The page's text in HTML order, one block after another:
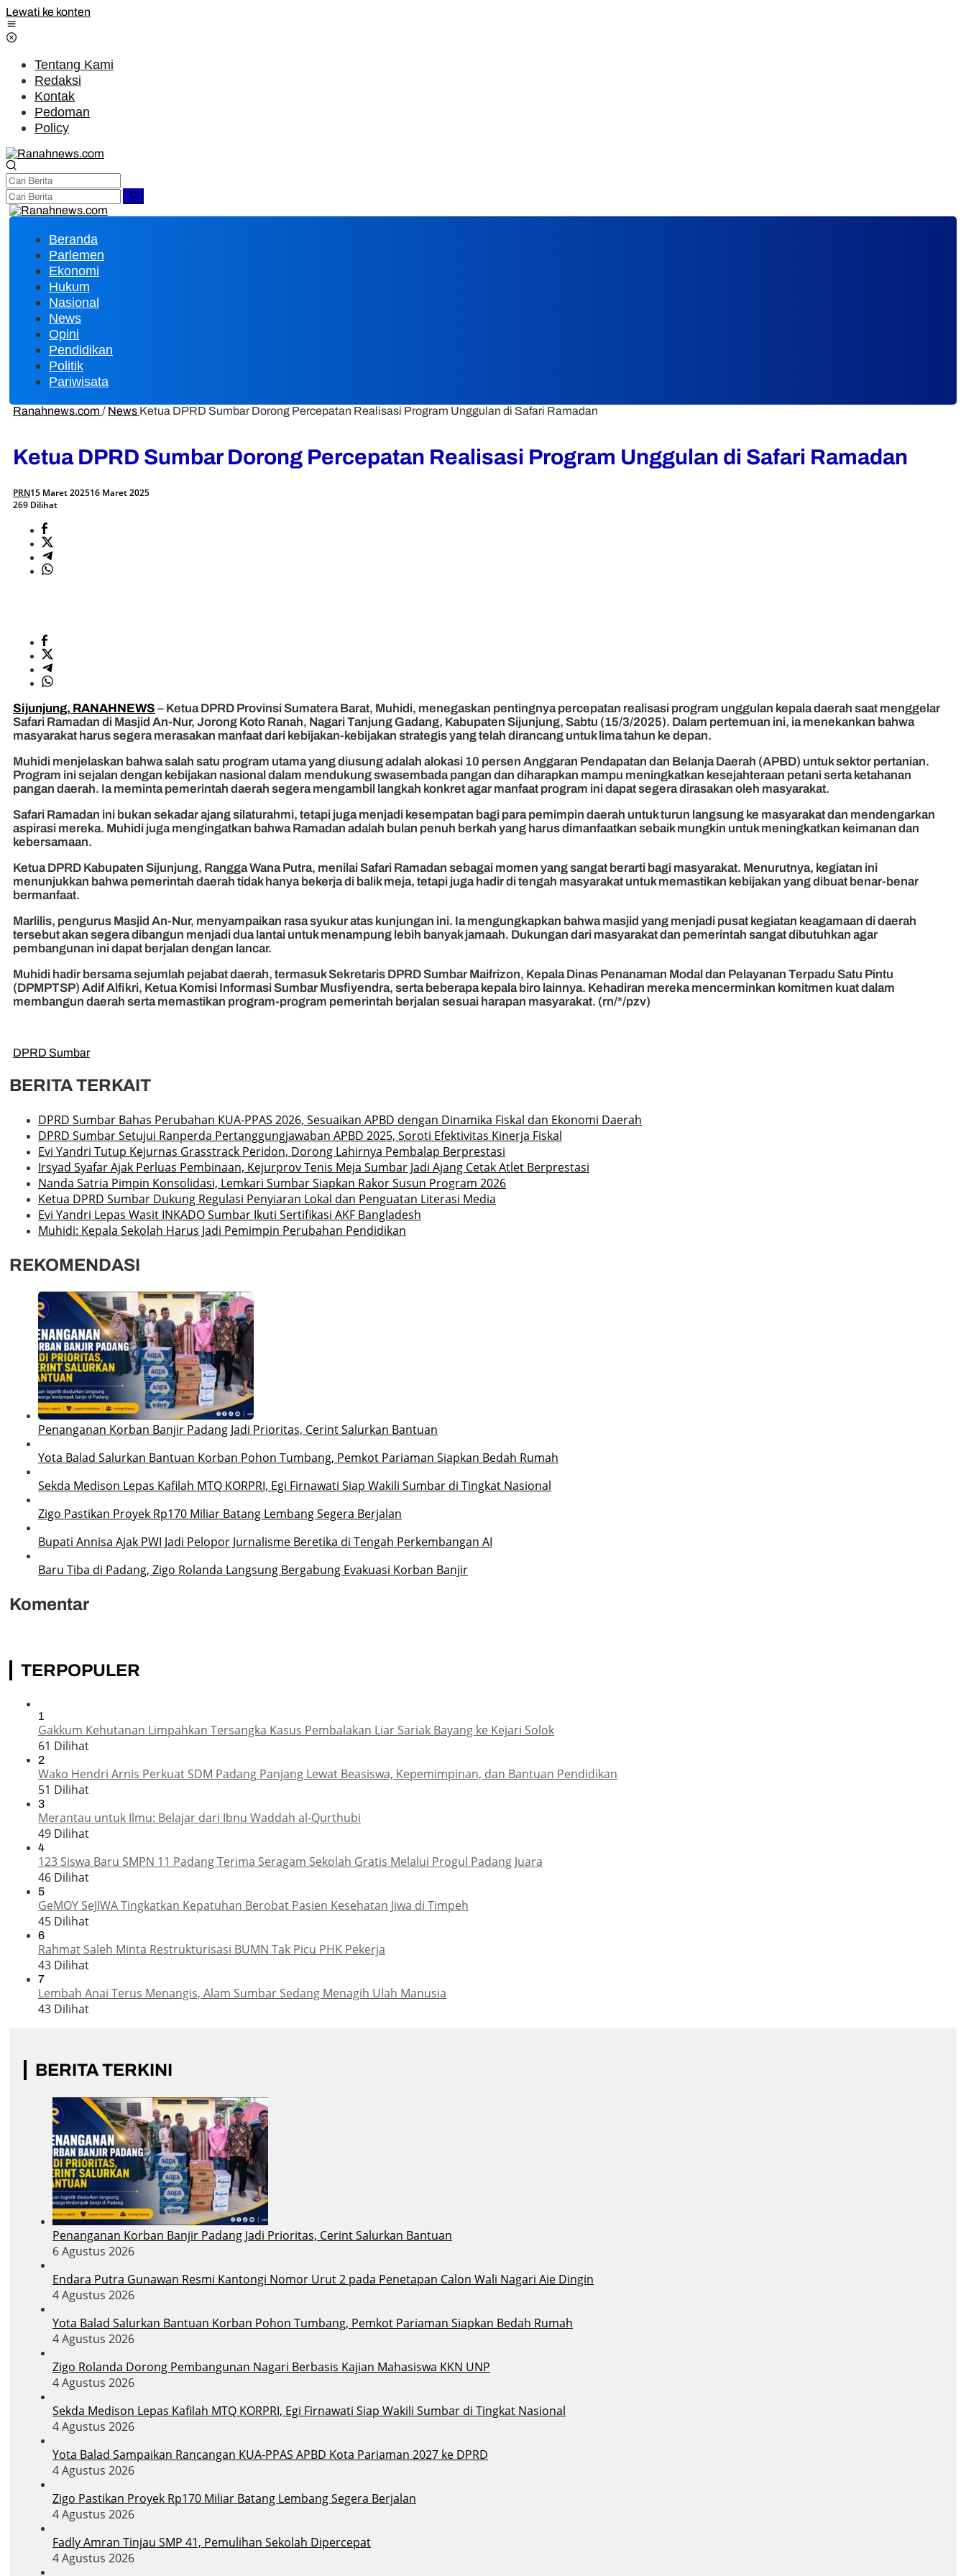
Lewati ke konten
Tentang Kami
Redaksi
Kontak
Pedoman
Policy
Beranda
Parlemen
Ekonomi
Hukum
Nasional
News
Opini
Pendidikan
Politik
Pariwisata
Ranahnews.com / News Ketua DPRD Sumbar Dorong Percepatan Realisasi Program Unggulan di Safari Ramadan
Ketua DPRD Sumbar Dorong Percepatan Realisasi Program Unggulan di Safari Ramadan
PRN15 Maret 202516 Maret 2025
269 Dilihat
Sijunjung, RANAHNEWS – Ketua DPRD Provinsi Sumatera Barat, Muhidi, menegaskan pentingnya percepatan realisasi program unggulan kepala daerah saat menggelar
Safari Ramadan di Masjid An-Nur, Jorong Koto Ranah, Nagari Tanjung Gadang, Kabupaten Sijunjung, Sabtu (15/3/2025). Dalam pertemuan ini, ia menekankan bahwa
masyarakat harus segera merasakan manfaat dari kebijakan-kebijakan strategis yang telah dirancang untuk lima tahun ke depan.
Muhidi menjelaskan bahwa salah satu program utama yang diusung adalah alokasi 10 persen Anggaran Pendapatan dan Belanja Daerah (APBD) untuk sektor pertanian.
Program ini sejalan dengan kebijakan nasional dalam mendukung swasembada pangan dan diharapkan mampu meningkatkan kesejahteraan petani serta ketahanan
pangan daerah. Ia meminta pemerintah daerah segera mengambil langkah konkret agar manfaat program ini dapat segera dirasakan oleh masyarakat.
Safari Ramadan ini bukan sekadar ajang silaturahmi, tetapi juga menjadi kesempatan bagi para pemimpin daerah untuk turun langsung ke masyarakat dan mendengarkan
aspirasi mereka. Muhidi juga mengingatkan bahwa Ramadan adalah bulan penuh berkah yang harus dimanfaatkan sebaik mungkin untuk meningkatkan keimanan dan
kebersamaan.
Ketua DPRD Kabupaten Sijunjung, Rangga Wana Putra, menilai Safari Ramadan sebagai momen yang sangat berarti bagi masyarakat. Menurutnya, kegiatan ini
menunjukkan bahwa pemerintah daerah tidak hanya bekerja di balik meja, tetapi juga hadir di tengah masyarakat untuk memastikan kebijakan yang dibuat benar-benar
bermanfaat.
Marlilis, pengurus Masjid An-Nur, menyampaikan rasa syukur atas kunjungan ini. Ia mengungkapkan bahwa masjid yang menjadi pusat kegiatan keagamaan di daerah
tersebut akan segera dibangun menjadi dua lantai untuk menampung lebih banyak jamaah. Dukungan dari masyarakat dan pemerintah sangat dibutuhkan agar
pembangunan ini dapat berjalan dengan lancar.
Muhidi hadir bersama sejumlah pejabat daerah, termasuk Sekretaris DPRD Sumbar Maifrizon, Kepala Dinas Penanaman Modal dan Pelayanan Terpadu Satu Pintu
(DPMPTSP) Adif Alfikri, Ketua Komisi Informasi Sumbar Musfiyendra, serta beberapa kepala biro lainnya. Kehadiran mereka mencerminkan komitmen kuat dalam
membangun daerah serta memastikan program-program pemerintah berjalan sesuai harapan masyarakat. (rn/*/pzv)
DPRD Sumbar
BERITA TERKAIT
DPRD Sumbar Bahas Perubahan KUA-PPAS 2026, Sesuaikan APBD dengan Dinamika Fiskal dan Ekonomi Daerah
DPRD Sumbar Setujui Ranperda Pertanggungjawaban APBD 2025, Soroti Efektivitas Kinerja Fiskal
Evi Yandri Tutup Kejurnas Grasstrack Peridon, Dorong Lahirnya Pembalap Berprestasi
Irsyad Syafar Ajak Perluas Pembinaan, Kejurprov Tenis Meja Sumbar Jadi Ajang Cetak Atlet Berprestasi
Nanda Satria Pimpin Konsolidasi, Lemkari Sumbar Siapkan Rakor Susun Program 2026
Ketua DPRD Sumbar Dukung Regulasi Penyiaran Lokal dan Penguatan Literasi Media
Evi Yandri Lepas Wasit INKADO Sumbar Ikuti Sertifikasi AKF Bangladesh
Muhidi: Kepala Sekolah Harus Jadi Pemimpin Perubahan Pendidikan
REKOMENDASI
Penanganan Korban Banjir Padang Jadi Prioritas, Cerint Salurkan Bantuan
Yota Balad Salurkan Bantuan Korban Pohon Tumbang, Pemkot Pariaman Siapkan Bedah Rumah
Sekda Medison Lepas Kafilah MTQ KORPRI, Egi Firnawati Siap Wakili Sumbar di Tingkat Nasional
Zigo Pastikan Proyek Rp170 Miliar Batang Lembang Segera Berjalan
Bupati Annisa Ajak PWI Jadi Pelopor Jurnalisme Beretika di Tengah Perkembangan AI
Baru Tiba di Padang, Zigo Rolanda Langsung Bergabung Evakuasi Korban Banjir
Komentar
TERPOPULER
1
Gakkum Kehutanan Limpahkan Tersangka Kasus Pembalakan Liar Sariak Bayang ke Kejari Solok
61 Dilihat
2
Wako Hendri Arnis Perkuat SDM Padang Panjang Lewat Beasiswa, Kepemimpinan, dan Bantuan Pendidikan
51 Dilihat
3
Merantau untuk Ilmu: Belajar dari Ibnu Waddah al-Qurthubi
49 Dilihat
4
123 Siswa Baru SMPN 11 Padang Terima Seragam Sekolah Gratis Melalui Progul Padang Juara
46 Dilihat
5
GeMOY SeJIWA Tingkatkan Kepatuhan Berobat Pasien Kesehatan Jiwa di Timpeh
45 Dilihat
6
Rahmat Saleh Minta Restrukturisasi BUMN Tak Picu PHK Pekerja
43 Dilihat
7
Lembah Anai Terus Menangis, Alam Sumbar Sedang Menagih Ulah Manusia
43 Dilihat
BERITA TERKINI
Penanganan Korban Banjir Padang Jadi Prioritas, Cerint Salurkan Bantuan
6 Agustus 2026
Endara Putra Gunawan Resmi Kantongi Nomor Urut 2 pada Penetapan Calon Wali Nagari Aie Dingin
4 Agustus 2026
Yota Balad Salurkan Bantuan Korban Pohon Tumbang, Pemkot Pariaman Siapkan Bedah Rumah
4 Agustus 2026
Zigo Rolanda Dorong Pembangunan Nagari Berbasis Kajian Mahasiswa KKN UNP
4 Agustus 2026
Sekda Medison Lepas Kafilah MTQ KORPRI, Egi Firnawati Siap Wakili Sumbar di Tingkat Nasional
4 Agustus 2026
Yota Balad Sampaikan Rancangan KUA-PPAS APBD Kota Pariaman 2027 ke DPRD
4 Agustus 2026
Zigo Pastikan Proyek Rp170 Miliar Batang Lembang Segera Berjalan
4 Agustus 2026
Fadly Amran Tinjau SMP 41, Pemulihan Sekolah Dipercepat
4 Agustus 2026